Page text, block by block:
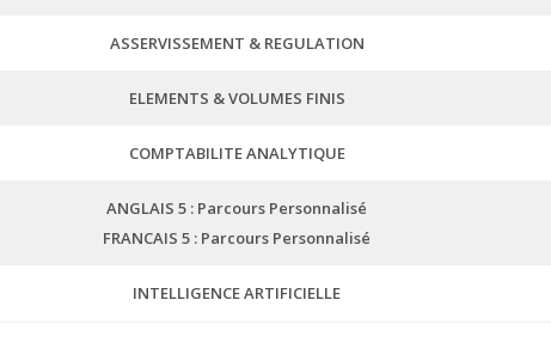
ASSERVISSEMENT & REGULATION
ELEMENTS & VOLUMES FINIS
COMPTABILITE ANALYTIQUE
ANGLAIS 5 : Parcours Personnalisé
FRANCAIS 5 : Parcours Personnalisé
INTELLIGENCE ARTIFICIELLE